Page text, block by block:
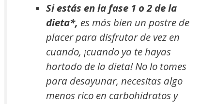
Si estás en la fase 1 o 2 de la
dieta*, es más bien un postre de
placer para disfrutar de vez en
cuando, ¡cuando ya te hayas
hartado de la dieta! No lo tomes
para desayunar, necesitas algo
menos rico en carbohidratos y